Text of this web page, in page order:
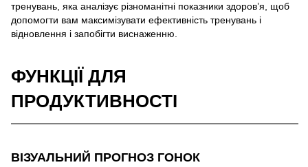
тренувань, яка аналізує різноманітні показники здоров’я, щоб
допомогти вам максимізувати ефективність тренувань і
відновлення і запобігти виснаженню.
ФУНКЦІЇ ДЛЯ
ПРОДУКТИВНОСТІ
ВІЗУАЛЬНИЙ ПРОГНОЗ ГОНОК